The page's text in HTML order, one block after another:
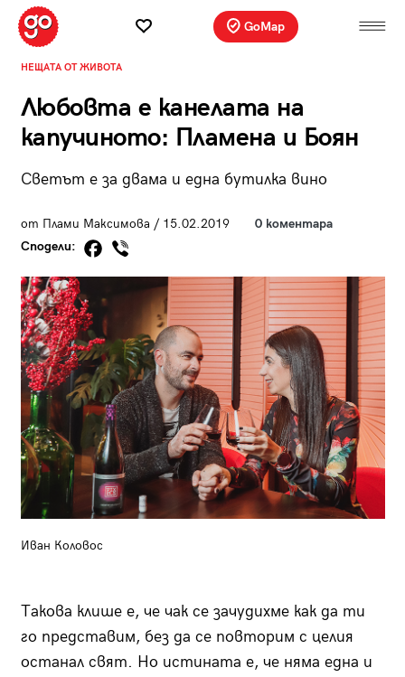
GoMap
НЕЩАТА ОТ ЖИВОТА
Любовта е канелата на
капучиното: Пламена и Боян
Светът е за двама и една бутилка вино
от Плами Максимова / 15.02.2019
0 коментара
Сподели:
Иван Коловос
Такова клише е, че чак се зачудихме как да ти
го представим, без да се повторим с целия
останал свят. Но истината е, че няма една и